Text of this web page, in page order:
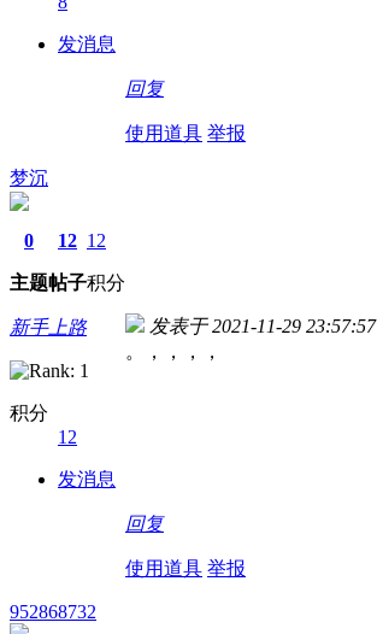
发消息
回复
使用道具 举报
梦沉
0
主题
12
帖子
12
积分
新手上路
积分
12
发消息
发表于 2021-11-29 23:57:57
。，，，，
回复
使用道具 举报
952868732